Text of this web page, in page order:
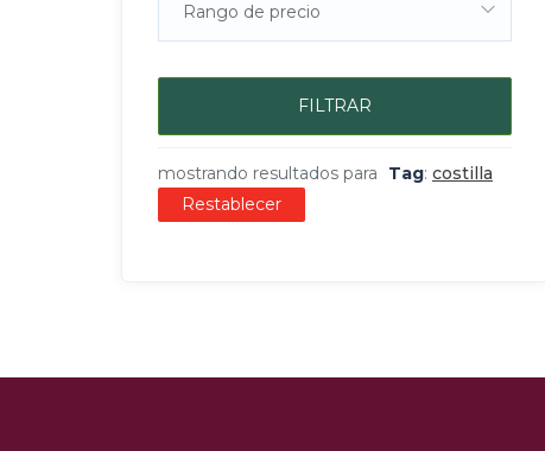
Rango de precio
FILTRAR
mostrando resultados para Tag: costilla
Restablecer